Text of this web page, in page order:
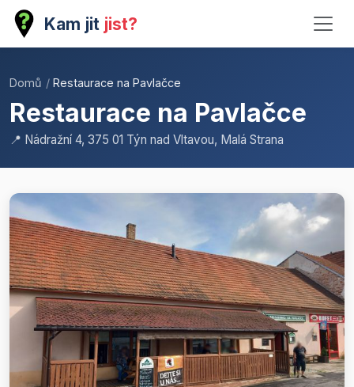
Kam jit jist?
Domů / Restaurace na Pavlačce
Restaurace na Pavlačce
📍 Nádražní 4, 375 01 Týn nad Vltavou, Malá Strana